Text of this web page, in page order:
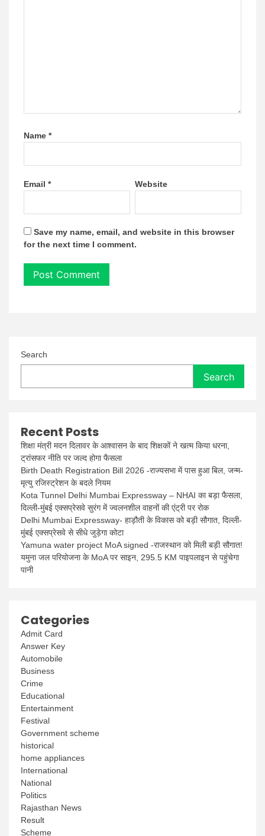
Name *
Email * Website
Save my name, email, and website in this browser
for the next time I comment.
Search
Search
Recent Posts
शिक्षा मंत्री मदन दिलावर के आश्वासन के बाद शिक्षकों ने खत्म किया धरना,
ट्रांसफर नीति पर जल्द होगा फैसला
Birth Death Registration Bill 2026 -राज्यसभा में पास हुआ बिल, जन्म-
मृत्यु रजिस्ट्रेशन के बदले नियम
Kota Tunnel Delhi Mumbai Expressway – NHAI का बड़ा फैसला,
दिल्ली-मुंबई एक्सप्रेसवे सुरंग में ज्वलनशील वाहनों की एंट्री पर रोक
Delhi Mumbai Expressway- हाड़ौती के विकास को बड़ी सौगात, दिल्ली-
मुंबई एक्सप्रेसवे से सीधे जुड़ेगा कोटा
Yamuna water project MoA signed -राजस्थान को मिली बड़ी सौगात!
यमुना जल परियोजना के MoA पर साइन, 295.5 KM पाइपलाइन से पहुंचेगा
पानी
Categories
Admit Card
Answer Key
Automobile
Business
Crime
Educational
Entertainment
Festival
Government scheme
historical
home appliances
International
National
Politics
Rajasthan News
Result
Scheme